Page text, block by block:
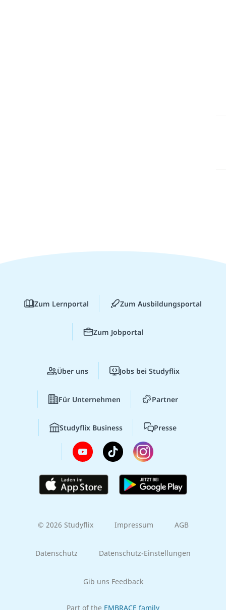
Zum Lernportal Zum Ausbildungsportal
Zum Jobportal
Über uns Jobs bei Studyflix
Für Unternehmen Partner
Studyflix Business Presse
© 2026 Studyflix Impressum AGB
Datenschutz Datenschutz-Einstellungen
Gib uns Feedback
Part of the EMBRACE family